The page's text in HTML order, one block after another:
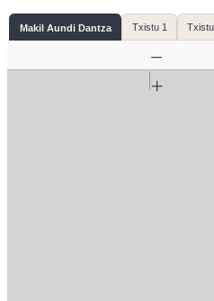
Makil Aundi Dantza Txistu 1